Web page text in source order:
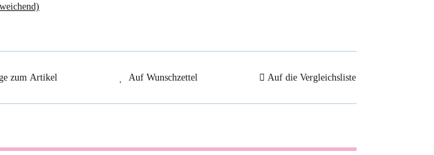
zum Artikel Auf Wunschzettel Auf die Vergleichsliste